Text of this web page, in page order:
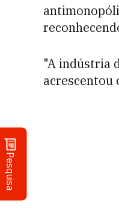
Pesquisa
"A indústria
acrescentou